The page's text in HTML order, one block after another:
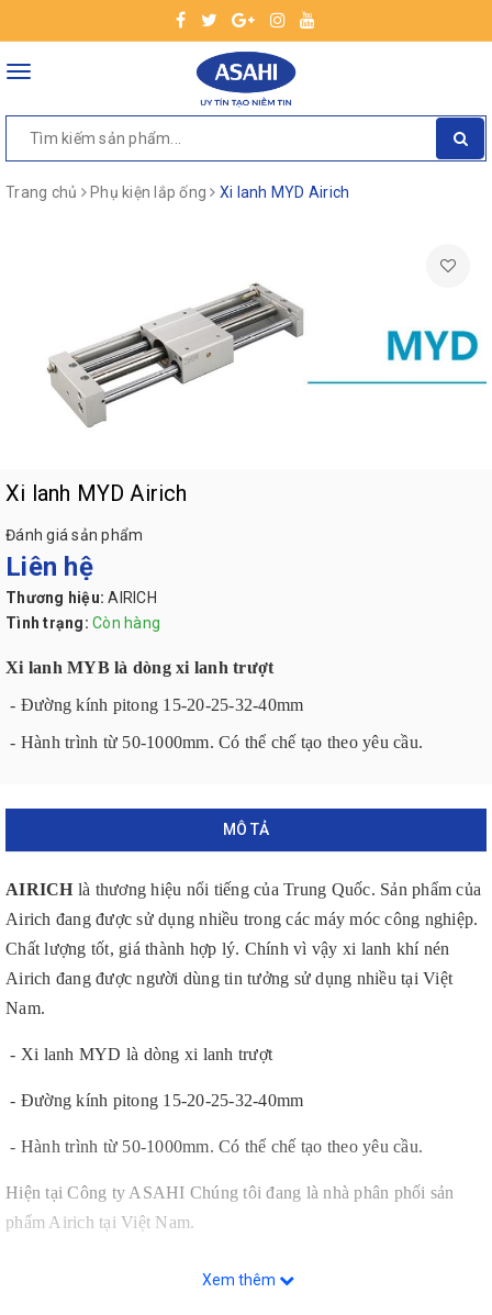
Toggle
Trang chủ Phụ kiện lắp ống Xi lanh MYD Airich
Xi lanh MYD Airich
Đánh giá sản phẩm
Liên hệ
Thương hiệu: AIRICH
Tình trạng: Còn hàng
Xi lanh MYB là dòng xi lanh trượt
- Đường kính pitong 15-20-25-32-40mm
- Hành trình từ 50-1000mm. Có thể chế tạo theo yêu cầu.
MÔ TẢ
AIRICH là thương hiệu nổi tiếng của Trung Quốc. Sản phẩm của
Airich đang được sử dụng nhiều trong các máy móc công nghiệp.
Chất lượng tốt, giá thành hợp lý. Chính vì vậy xi lanh khí nén
Airich đang được người dùng tin tưởng sử dụng nhiều tại Việt
Nam.
- Xi lanh MYD là dòng xi lanh trượt
- Đường kính pitong 15-20-25-32-40mm
- Hành trình từ 50-1000mm. Có thể chế tạo theo yêu cầu.
Hiện tại Công ty ASAHI Chúng tôi đang là nhà phân phối sản
phẩm Airich tại Việt Nam.
Xem thêm